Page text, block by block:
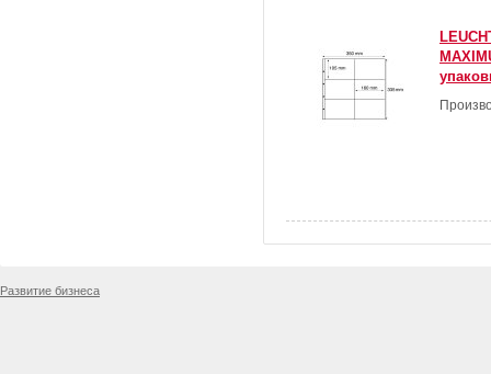
Развитие бизнеса